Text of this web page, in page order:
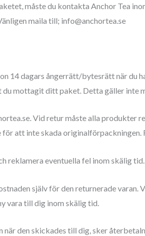
måste du kontakta Anchor Tea
maila till; info@anchortea.se
14 dagars ångerrätt/bytesrätt när du
mottagit ditt paket. Detta gäller inte
Vid retur måste alla produkter
att inte skada originalförpackningen.
reklamera eventuella fel inom skälig
själv för den returnerade varan.
vara till dig inom skälig tid
den skickades till dig, sker